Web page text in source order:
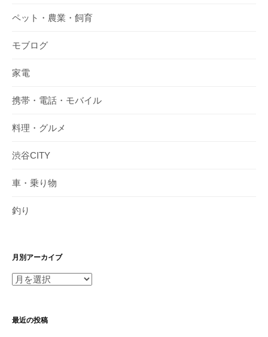
ペット・農業・飼育
モブログ
家電
携帯・電話・モバイル
料理・グルメ
渋谷CITY
車・乗り物
釣り
月別アーカイブ
月
ー
最近の投稿